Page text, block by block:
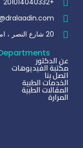
+201014040332
20 شارع النصر ، امام التوحيد والنور Maadi, Maadi, Cairo
عن الدكتور
مكتبة الفيديوهات
اتصل بنا
الخدمات الطبية
المقالات الطبية
المرارة